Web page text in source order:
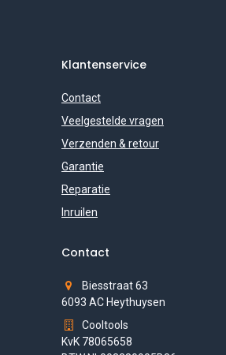
Klantenservice
Contact
Veelgestelde vragen
Verzenden & retour
Garantie
Reparatie
Inruilen
Contact
Biesstraat 63
6093 AC Heythuysen
Cooltools
KvK 78065658